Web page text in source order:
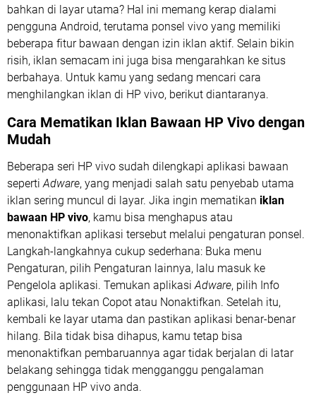
bahkan di layar utama? Hal ini memang kerap dialami
pengguna Android, terutama ponsel vivo yang memiliki
beberapa fitur bawaan dengan izin iklan aktif. Selain bikin
risih, iklan semacam ini juga bisa mengarahkan ke situs
berbahaya. Untuk kamu yang sedang mencari cara
menghilangkan iklan di HP vivo, berikut diantaranya.
Cara Mematikan Iklan Bawaan HP Vivo dengan
Mudah
Beberapa seri HP vivo sudah dilengkapi aplikasi bawaan
seperti Adware, yang menjadi salah satu penyebab utama
iklan sering muncul di layar. Jika ingin mematikan iklan
bawaan HP vivo, kamu bisa menghapus atau
menonaktifkan aplikasi tersebut melalui pengaturan ponsel.
Langkah-langkahnya cukup sederhana: Buka menu
Pengaturan, pilih Pengaturan lainnya, lalu masuk ke
Pengelola aplikasi. Temukan aplikasi Adware, pilih Info
aplikasi, lalu tekan Copot atau Nonaktifkan. Setelah itu,
kembali ke layar utama dan pastikan aplikasi benar-benar
hilang. Bila tidak bisa dihapus, kamu tetap bisa
menonaktifkan pembaruannya agar tidak berjalan di latar
belakang sehingga tidak mengganggu pengalaman
penggunaan HP vivo anda.